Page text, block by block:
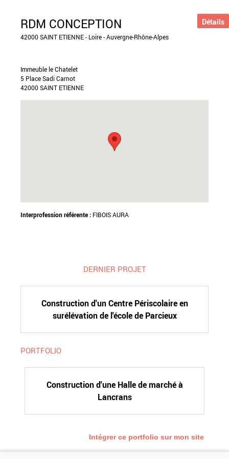
RDM CONCEPTION
42000 SAINT ETIENNE - Loire - Auvergne-Rhône-Alpes
Immeuble le Chatelet
5 Place Sadi Carnot
42000 SAINT ETIENNE
Interprofession référente : FIBOIS AURA
DERNIER PROJET
Construction d'un Centre Périscolaire en
surélévation de l'école de Parcieux
Détails
PORTFOLIO
Construction d'une Halle de marché à
Lancrans
Intégrer ce portfolio sur mon site